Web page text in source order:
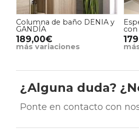
Columna de baño DENIA y
GANDÍA
189,00€
más variaciones
con
¿Alguna duda?
Ponte en contacto con